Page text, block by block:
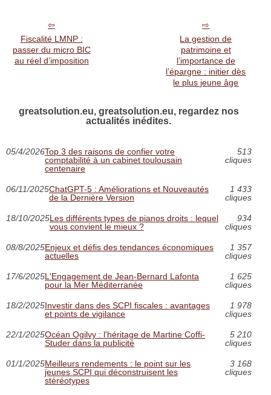
Fiscalité LMNP :
passer du micro BIC
au réel d’imposition
La gestion de
patrimoine et
l’importance de
l’épargne : initier dès
le plus jeune âge
greatsolution.eu, greatsolution.eu, regardez nos
actualités inédites.
05/4/2026Top 3 des raisons de confier votre
comptabilité à un cabinet toulousain
centenaire
513
cliques
06/11/2025ChatGPT-5 : Améliorations et Nouveautés
de la Dernière Version
1 433
cliques
18/10/2025Les différents types de pianos droits : lequel
vous convient le mieux ?
934
cliques
08/8/2025Enjeux et défis des tendances économiques
actuelles
1 357
cliques
17/6/2025L'Engagement de Jean-Bernard Lafonta
pour la Mer Méditerranée
1 625
cliques
18/2/2025Investir dans des SCPI fiscales : avantages
et points de vigilance
1 978
cliques
22/1/2025Océan Ogilvy : l'héritage de Martine Coffi-
Studer dans la publicité
5 210
cliques
01/1/2025Meilleurs rendements : le point sur les
jeunes SCPI qui déconstruisent les
stéréotypes
3 168
cliques